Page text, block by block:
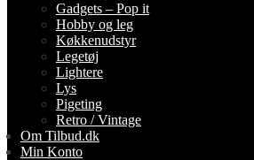
Gadgets – Pop it
Hobby og leg
Køkkenudstyr
Legetøj
Lightere
Lys
Pigeting
Retro / Vintage
Om Tilbud.dk
Min Konto